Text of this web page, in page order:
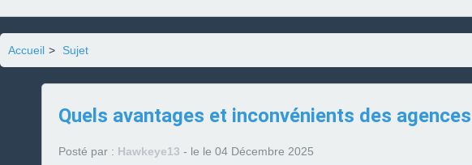
Accueil > Sujet
Quels avantages et inconvénients des
Posté par : Hawkeye13 - le le 04 Décembre 2025